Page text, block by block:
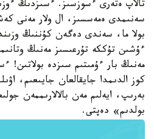
تالاپ ەتەرى ءسوزسىز. ءسىزدىڭ
سەنىمدى ەمەسسىز، ال ولار مەنى
بولا ما، سەندى دەگەن كۇننىڭ
ءۇشىن تۇككە تۇرعىسىز مەنىڭ
مەنىڭ بار ءۇمىتىم سىزدە
كوز الدىمدا جايقالعان جايىعىم،
بەرىپ، ايەلىم مەن بالالارىممەن
بولدىم» دەپتى.